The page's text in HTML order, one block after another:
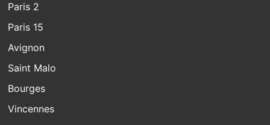
Paris 2
Paris 15
Avignon
Saint Malo
Bourges
Vincennes